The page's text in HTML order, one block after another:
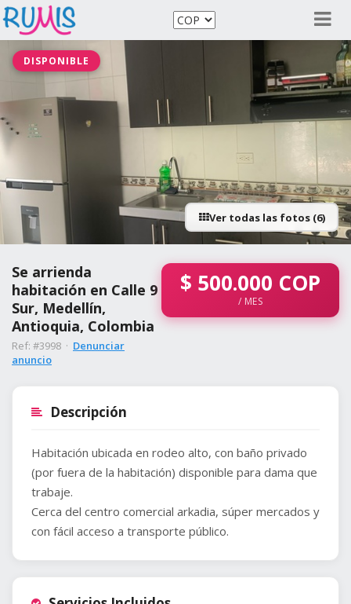
DISPONIBLE
Ver todas las fotos (6)
Se arrienda
habitación en Calle 9
Sur, Medellín,
Antioquia, Colombia
Ref: #3998 · Denunciar
anuncio
$ 500.000 COP
/ MES
Descripción
Habitación ubicada en rodeo alto, con baño privado
(por fuera de la habitación) disponible para dama que
trabaje.
Cerca del centro comercial arkadia, súper mercados y
con fácil acceso a transporte público.